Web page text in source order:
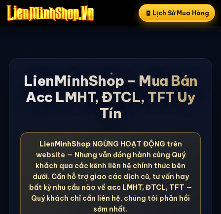
🧾 Lịch Sử Mua Hàng
LienMinhShop – Mua Bán
Acc LMHT, ĐTCL, TFT Uy
Tín
LienMinhShop NGỪNG HOẠT ĐỘNG trên
website — Nhưng vẫn đồng hành cùng Quý
khách qua các kênh liên hệ chính thức bên
dưới. Cần hỗ trợ giao các dịch cũ, tư vấn hay
bất kỳ nhu cầu nào về acc LMHT, ĐTCL, TFT —
Quý khách chỉ cần liên hệ, chúng tôi phản hồi
sớm nhất.